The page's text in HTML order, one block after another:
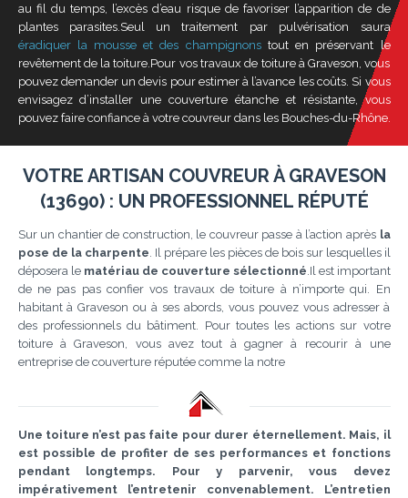
au fil du temps, l’excès d’eau risque de favoriser l’apparition de de
plantes parasites.Seul un traitement par pulvérisation saura
éradiquer la mousse et des champignonstout en préservant le
revêtement de la toiture.Pour vos travaux de toiture à Graveson, vous
pouvez demander un devis pour estimer à l’avance les coûts. Si vous
envisagez d’installer une couverture étanche et résistante, vous
pouvez faire confiance à votre couvreur dans les Bouches-du-Rhône.
VOTRE ARTISAN COUVREUR À GRAVESON
(13690) : UN PROFESSIONNEL RÉPUTÉ
Sur un chantier de construction, le couvreur passe à l’action après la
pose de la charpente. Il prépare les pièces de bois sur lesquelles il
déposera le matériau de couverture sélectionné.Il est important
de ne pas pas confier vos travaux de toiture à n’importe qui. En
habitant à Graveson ou à ses abords, vous pouvez vous adresser à
des professionnels du bâtiment. Pour toutes les actions sur votre
toiture à Graveson, vous avez tout à gagner à recourir à une
entreprise de couverture réputée comme la notre
Une toiture n’est pas faite pour durer éternellement. Mais, il
est possible de profiter de ses performances et fonctions
pendant longtemps.
Pour y parvenir, vous devez
impérativement l’entretenir convenablement.
L’entretien